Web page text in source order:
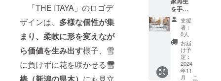
「THE ITAYA」のロゴデ
ザインは、 多様な個性が集
まり、柔軟に形を変えなが
ら価値を生み出す様子、雪
に負けずに花を咲かせる雪
椿（新潟の県木） にも見立
くださ
い。ロ
ゴ画像
の受け
渡しに
ついて
は、プ
ロジェ
クト終
了後に
期間：
受取り
日から1
年間
いま
す。 ・
相談時
間は2時
間程度
を想定
してい
ます。
・日程
は後日
のリ
ターン
を支援
してく
れた方
は、宿
完成後
に宿泊
費100円
で予約
を手が
けた一
級建築
士のオ
ンライ
ン設計
デザイ
ン相
談】 ・
支援
者：
0人
お届
け予
定：
2024
年11
月
こ